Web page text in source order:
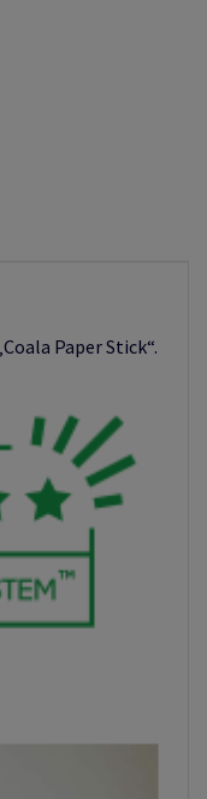
Paper Stick“.